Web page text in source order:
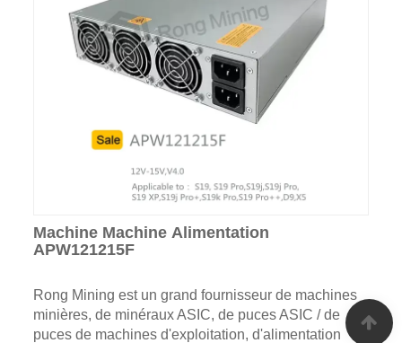
Machine Machine Alimentation
APW121215F
Rong Mining est un grand fournisseur de machines
minières, de minéraux ASIC, de puces ASIC / de
puces de machines d'exploitation, d'alimentation